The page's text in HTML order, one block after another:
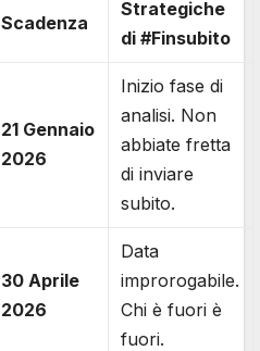
Scadenza
Strategiche
di #Finsubito
21 Gennaio
2026
Inizio fase di
analisi. Non
abbiate fretta
di inviare
subito.
30 Aprile
2026
Data
improrogabile.
Chi è fuori è
fuori.